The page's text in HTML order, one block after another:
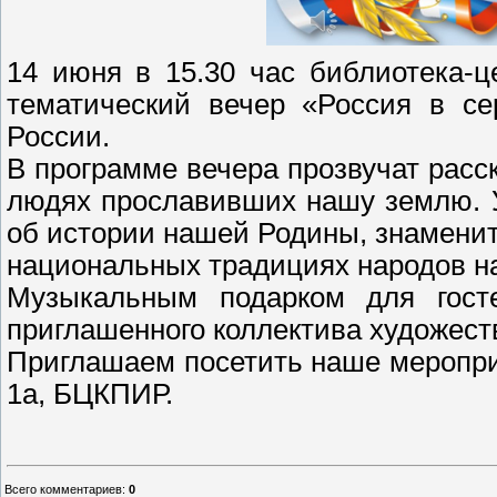
14 июня в 15.30 час библиотека-
тематический вечер «Россия в
России.
В программе вечера прозвучат
людях прославивших нашу землю.
об истории нашей Родины,
национальных традициях народов
Музыкальным подарком для
приглашенного коллектива
Приглашаем посетить наше
1а, БЦКПИР.
Всего комментариев: 0